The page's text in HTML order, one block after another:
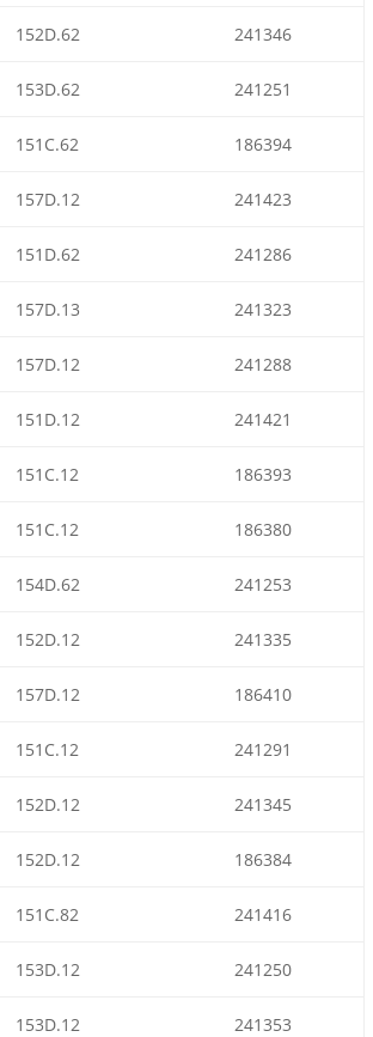
152D.62 241346
153D.62 241251
151C.62 186394
157D.12 241423
151D.62 241286
157D.13 241323
157D.12 241288
151D.12 241421
151C.12 186393
151C.12 186380
154D.62 241253
152D.12 241335
157D.12 186410
151C.12 241291
152D.12 241345
152D.12 186384
151C.82 241416
153D.12 241250
153D.12 241353